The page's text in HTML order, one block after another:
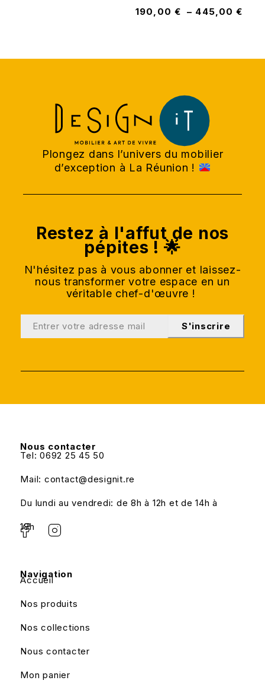
190,00 € – 445,00€
Plongez dans l’univers du mobilier
d’exception à La Réunion !
Restez à l'affut de nos
pépites ! 🌟
N'hésitez pas à vous abonner et laissez-
nous transformer votre espace en un
véritable chef-d'œuvre !
S'inscrire
Nous contacter
Tel: 0692 25 45 50
Mail: contact@designit.re
Du lundi au vendredi: de 8h à 12h et de 14h à
18h
Navigation
Accueil
Nos produits
Nos collections
Nous contacter
Mon panier